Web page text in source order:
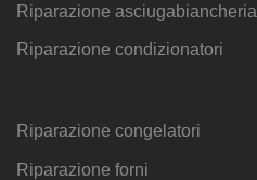
Riparazione asciugabiancheria
Riparazione condizionatori
Riparazione congelatori
Riparazione forni